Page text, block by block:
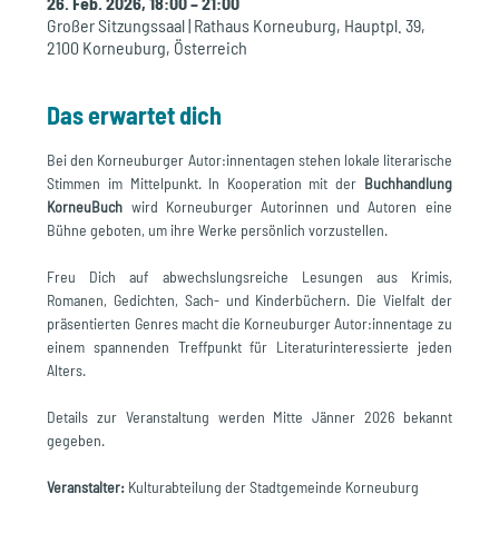
Großer Sitzungssaal | Rathaus Korneuburg, Hauptpl. 39,
2100 Korneuburg, Österreich
Das erwartet dich
Bei den Korneuburger Autor:innentagen stehen lokale literarische
Stimmen im Mittelpunkt. In Kooperation mit der Buchhandlung
KorneuBuch wird Korneuburger Autorinnen und Autoren eine
Bühne geboten, um ihre Werke persönlich vorzustellen.
Freu Dich auf abwechslungsreiche Lesungen aus Krimis,
Romanen, Gedichten, Sach- und Kinderbüchern. Die Vielfalt der
präsentierten Genres macht die Korneuburger Autor:innentage zu
einem spannenden Treffpunkt für Literaturinteressierte jeden
Alters.
Details zur Veranstaltung werden Mitte Jänner 2026 bekannt
gegeben.
Veranstalter: Kulturabteilung der Stadtgemeinde Korneuburg